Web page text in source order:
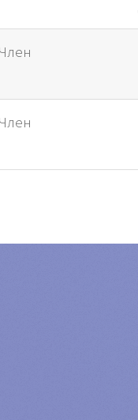
Член
Член